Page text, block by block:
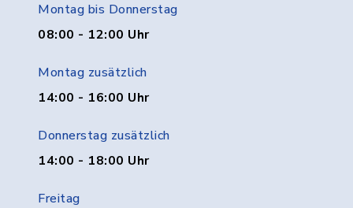
Montag bis Donnerstag
08:00 - 12:00 Uhr
Montag zusätzlich
14:00 - 16:00 Uhr
Donnerstag zusätzlich
14:00 - 18:00 Uhr
Freitag